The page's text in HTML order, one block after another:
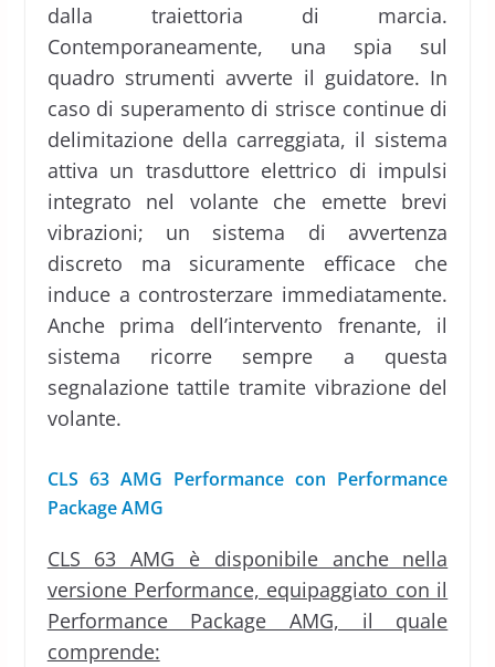
dalla traiettoria di marcia.
Contemporaneamente, una spia sul
quadro strumenti avverte il guidatore. In
caso di superamento di strisce continue di
delimitazione della carreggiata, il sistema
attiva un trasduttore elettrico di impulsi
integrato nel volante che emette brevi
vibrazioni; un sistema di avvertenza
discreto ma sicuramente efficace che
induce a controsterzare immediatamente.
Anche prima dell’intervento frenante, il
sistema ricorre sempre a questa
segnalazione tattile tramite vibrazione del
volante.
CLS 63 AMG Performance con Performance
Package AMG
CLS 63 AMG è disponibile anche nella
versione Performance, equipaggiato con il
Performance Package AMG, il quale
comprende: